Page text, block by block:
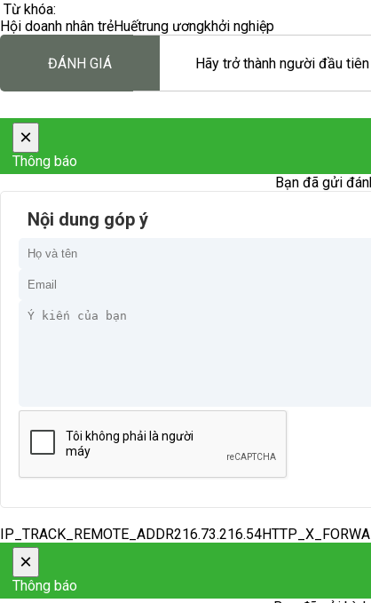
Từ khóa:
Hội doanh nhân trẻHuếtrung ươngkhởi nghiệp
ĐÁNH GIÁ Hãy trở thành người đầu
×
Thông báo
Bạn đã gửi
Nội dung góp ý
×
Thông báo